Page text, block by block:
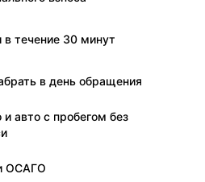
в течение 30 минут
в день обращения
авто с пробегом без
ОСАГО